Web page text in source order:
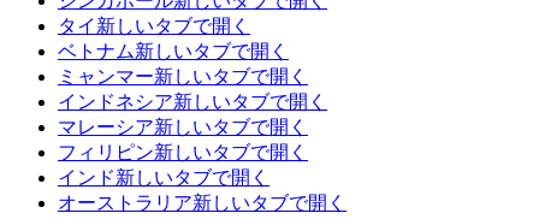
タイ 新しいタブで開く
ベトナム新しいタブで開く
ミャンマー新しいタブで開く
インドネシア新しいタブで開く
マレーシア新しいタブで開く
フィリピン新しいタブで開く
インド新しいタブで開く
オーストラリア新しいタブで開く